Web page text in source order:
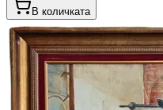
В количката